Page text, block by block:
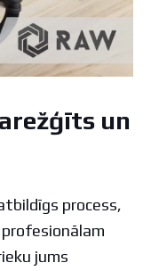
un
process,
jums